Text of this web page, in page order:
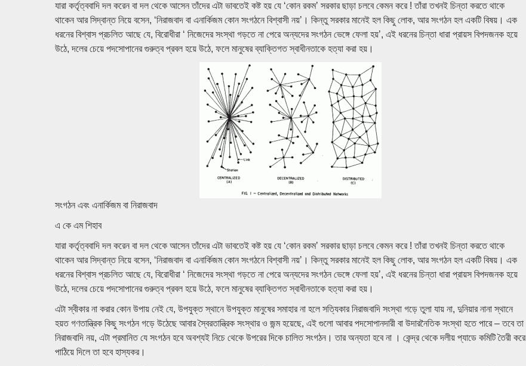
যারা কর্তৃত্ববাদি দল করেন বা দল থেকে আসেন তাঁদের এটা ভাবতেই কষ্ট হয় যে ‘কোন রকম’ সরকার ছাড়া চলবে কেমন করে ! তাঁরা তখনই চিন্তা করতে থাকে
থাকেন আর সিদ্বান্ত নিয়ে বসেন, ‘নিরাজবাদ বা এনার্কিজম কোন সংগঠনে বিশ্বাসী নয়’। কিন্তু সরকার মানেই হল কিছু লোক, আর সংগঠন হল একটি বিষয়। এক
ধরনের বিশ্বাস প্রচলিত আছে যে, বিরোধীরা ‘ নিজেদের সংস্থা গড়তে না পেরে অন্যদের সংগঠন ভেঙ্গে ফেলা হয়’, এই ধরনের চিন্তা ধারা প্রায়স বিপদজনক হয়ে
উঠে, দলের চেয়ে পদসোপানের গুরুত্ব প্রবল হয়ে উঠে, ফলে মানুষের ব্যাক্তিগত স্বাধীনতাকে হত্যা করা হয়।
সংগঠন এবং এনার্কিজম বা নিরাজবাদ
এ কে এম শিহাব
যারা কর্তৃত্ববাদি দল করেন বা দল থেকে আসেন তাঁদের এটা ভাবতেই কষ্ট হয় যে ‘কোন রকম’ সরকার ছাড়া চলবে কেমন করে ! তাঁরা তখনই চিন্তা করতে থাকে
থাকেন আর সিদ্বান্ত নিয়ে বসেন, ‘নিরাজবাদ বা এনার্কিজম কোন সংগঠনে বিশ্বাসী নয়’। কিন্তু সরকার মানেই হল কিছু লোক, আর সংগঠন হল একটি বিষয়। এক
ধরনের বিশ্বাস প্রচলিত আছে যে, বিরোধীরা ‘ নিজেদের সংস্থা গড়তে না পেরে অন্যদের সংগঠন ভেঙ্গে ফেলা হয়’, এই ধরনের চিন্তা ধারা প্রায়স বিপদজনক হয়ে
উঠে, দলের চেয়ে পদসোপানের গুরুত্ব প্রবল হয়ে উঠে, ফলে মানুষের ব্যাক্তিগত স্বাধীনতাকে হত্যা করা হয়।
এটা স্বীকার না করার কোন উপায় নেই যে, উপযুক্ত স্থানে উপযুক্ত মানুষের সমাহার না হলে সত্যিকার নিরাজবাদি সংস্থা গড়ে তুলা যায় না, দুনিয়ার নানা স্থানে
হয়ত গণতান্ত্রিক কিছু সংগঠন গড়ে উঠেছে আবার স্বৈরতান্ত্রিক সংস্থার ও জন্ম হয়েছে, এই গুলো আবার পদসোপানদারী বা উদারনৈতিক সংস্থা হতে পারে – তবে তা
নিরাজবাদি নয়, এটা প্রমানিত যে সংগঠন হবে অবশ্যই নিচে থেকে উপরের দিকে চালিত সংগঠন। তার অন্যতা হবে না । কেন্দ্র থেকে দলীয় প্যাডে কমিটি তৈরী করে
পাঠিয়ে দিলে তা হবে হাস্যকর।